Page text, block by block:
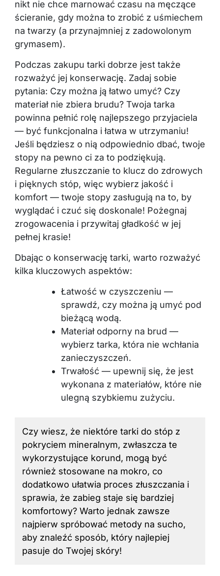
nikt nie chce marnować czasu na męczące
ścieranie, gdy można to zrobić z uśmiechem
na twarzy (a przynajmniej z zadowolonym
grymasem).
Podczas zakupu tarki dobrze jest także
rozważyć jej konserwację. Zadaj sobie
pytania: Czy można ją łatwo umyć? Czy
materiał nie zbiera brudu? Twoja tarka
powinna pełnić rolę najlepszego przyjaciela
— być funkcjonalna i łatwa w utrzymaniu!
Jeśli będziesz o nią odpowiednio dbać, twoje
stopy na pewno ci za to podziękują.
Regularne złuszczanie to klucz do zdrowych
i pięknych stóp, więc wybierz jakość i
komfort — twoje stopy zasługują na to, by
wyglądać i czuć się doskonale! Pożegnaj
zrogowacenia i przywitaj gładkość w jej
pełnej krasie!
Dbając o konserwację tarki, warto rozważyć
kilka kluczowych aspektów:
Łatwość w czyszczeniu —
sprawdź, czy można ją umyć pod
bieżącą wodą.
Materiał odporny na brud —
wybierz tarka, która nie wchłania
zanieczyszczeń.
Trwałość — upewnij się, że jest
wykonana z materiałów, które nie
ulegną szybkiemu zużyciu.
Czy wiesz, że niektóre tarki do stóp z
pokryciem mineralnym, zwłaszcza te
wykorzystujące korund, mogą być
również stosowane na mokro, co
dodatkowo ułatwia proces złuszczania i
sprawia, że zabieg staje się bardziej
komfortowy? Warto jednak zawsze
najpierw spróbować metody na sucho,
aby znaleźć sposób, który najlepiej
pasuje do Twojej skóry!